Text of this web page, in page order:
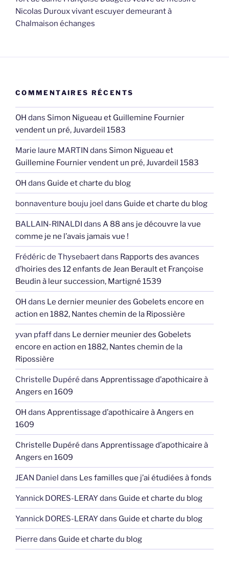
Nicolas Duroux vivant escuyer demeurant à
Chalmaison échanges
COMMENTAIRES RÉCENTS
OH dans Simon Nigueau et Guillemine Fournier
vendent un pré, Juvardeil 1583
Marie laure MARTIN dans Simon Nigueau et
Guillemine Fournier vendent un pré, Juvardeil 1583
OH dans Guide et charte du blog
bonnaventure bouju joel dans Guide et charte du blog
BALLAIN-RINALDI dans A 88 ans je découvre la vue
comme je ne l’avais jamais vue !
Frédéric de Thysebaertdans Rapports des avances
d’hoiries des 12 enfants de Jean Berault et Françoise
Beudin à leur succession, Martigné 1539
OH dans Le dernier meunier des Gobelets encore en
action en 1882, Nantes chemin de la Ripossière
yvan pfaffdans Le dernier meunier des Gobelets
encore en action en 1882, Nantes chemin de la
Ripossière
Christelle Dupéré dans Apprentissage d’apothicaire à
Angers en 1609
OH dans Apprentissage d’apothicaire à Angers en
1609
Christelle Dupéré dans Apprentissage d’apothicaire à
Angers en 1609
JEAN Daniel dans Les familles que j’ai étudiées à fonds
Yannick DORES-LERAYdans Guide et charte du blog
Yannick DORES-LERAYdans Guide et charte du blog
Pierre dans Guide et charte du blog